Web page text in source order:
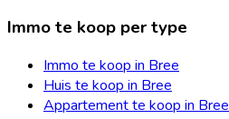
Immo te koop per type
Immo te koop in Bree
Huis te koop in Bree
Appartement te koop in Bree